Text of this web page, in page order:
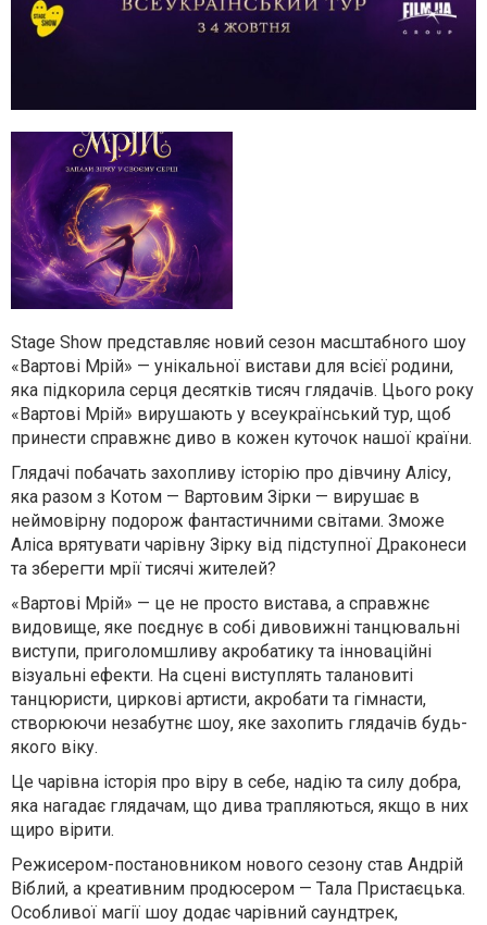
Stage Show представляє новий сезон масштабного шоу
«Вартові Мрій» — унікальної вистави для всієї родини,
яка підкорила серця десятків тисяч глядачів. Цього року
«Вартові Мрій» вирушають у всеукраїнський тур, щоб
принести справжнє диво в кожен куточок нашої країни.
Глядачі побачать захопливу історію про дівчину Алісу,
яка разом з Котом — Вартовим Зірки — вирушає в
неймовірну подорож фантастичними світами. Зможе
Аліса врятувати чарівну Зірку від підступної Драконеси
та зберегти мрії тисячі жителей?
«Вартові Мрій» — це не просто вистава, а справжнє
видовище, яке поєднує в собі дивовижні танцювальні
виступи, приголомшливу акробатику та інноваційні
візуальні ефекти. На сцені виступлять талановиті
танцюристи, циркові артисти, акробати та гімнасти,
створюючи незабутнє шоу, яке захопить глядачів будь-
якого віку.
Це чарівна історія про віру в себе, надію та силу добра,
яка нагадає глядачам, що дива трапляються, якщо в них
щиро вірити.
Режисером-постановником нового сезону став Андрій
Віблий, а креативним продюсером — Тала Пристаєцька.
Особливої магії шоу додає чарівний саундтрек,